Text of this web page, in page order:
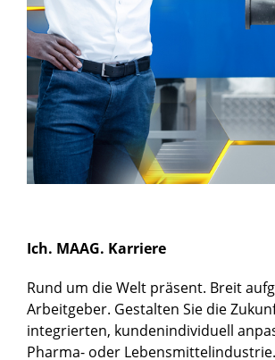
Ich. MAAG. Karriere
Rund um die Welt präsent. Breit
Arbeitgeber. Gestalten Sie die
integrierten, kundenindividuell
Pharma- oder